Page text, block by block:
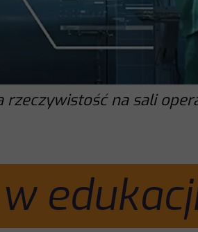
rzeczywistość na sali